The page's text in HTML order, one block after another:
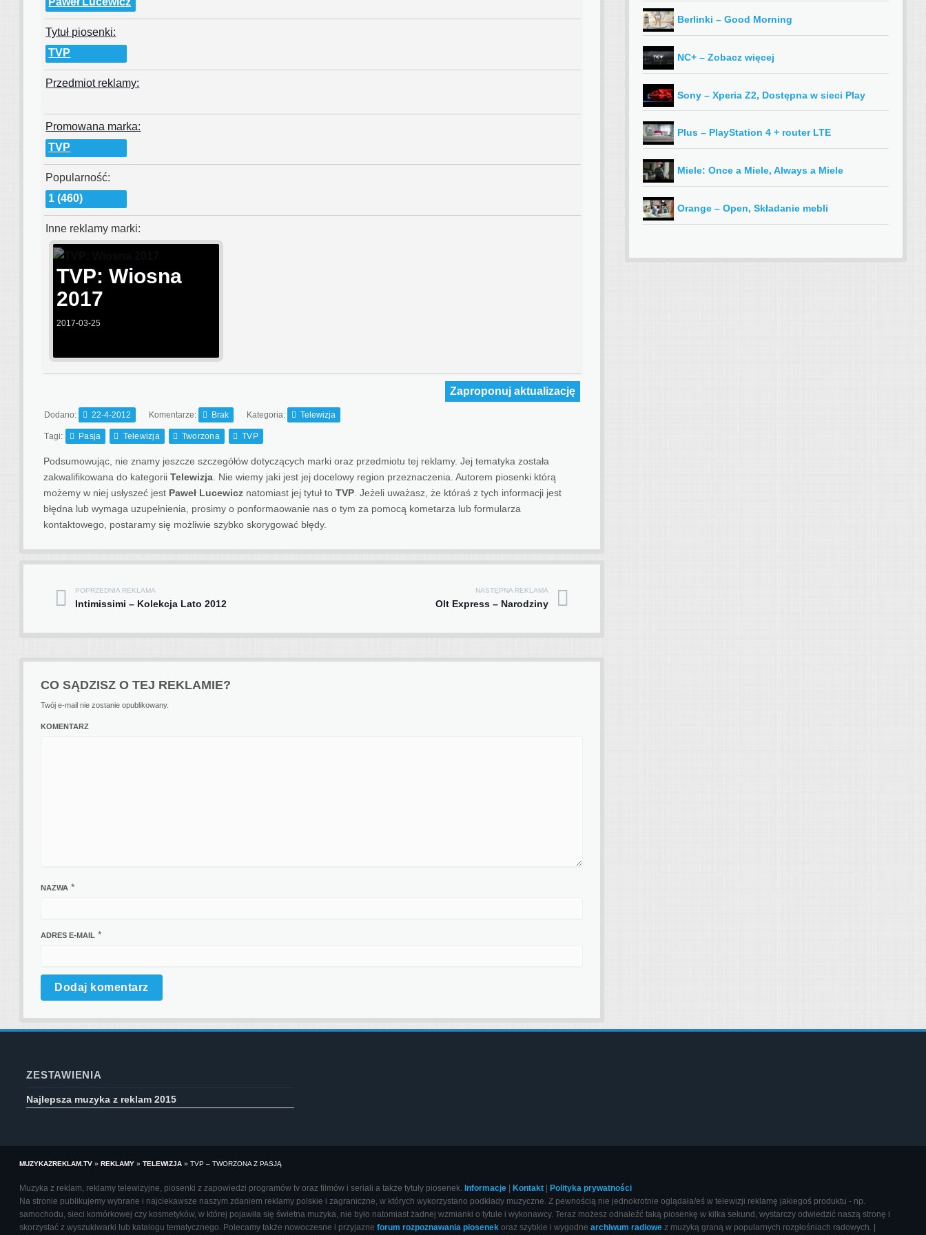
Tytuł piosenki:
TVP
Przedmiot reklamy:
Promowana marka:
TVP
Popularność:
1 (460)
Inne reklamy marki:
TVP: Wiosna
2017
2017-03-25
Zaproponuj aktualizację
Dodano: 22-4-2012 Komentarze: Brak Kategoria: Telewizja
Tagi: Pasja Telewizja Tworzona TVP
Podsumowując, nie znamy jeszcze szczegółów dotyczących marki oraz przedmiotu tej reklamy. Jej tematyka została
zakwalifikowana do kategoriiTelewizja . Nie wiemy jaki jest jej docelowy region przeznaczenia.Autorem piosenki którą
możemy w niej usłyszeć jest Paweł Lucewicz natomiast jej tytuł toTVP . Jeżeli uważasz, że któraś z tych informacji jest
błędna lub wymaga uzupełnienia, prosimy o ponformaowanie nas o tym za pomocą kometarza lub formularza
kontaktowego, postaramy się możliwie szybko skorygować błędy.
Post navigation
POPRZEDNIA REKLAMA
Intimissimi – Kolekcja Lato 2012
NASTĘPNA REKLAMA
Olt Express – Narodziny
CO SĄDZISZ O TEJ REKLAMIE?
Twój e-mail nie zostanie opublikowany.
KOMENTARZ
NAZWA *
ADRES E-MAIL *
Berlinki – Good Morning
NC+ – Zobacz więcej
Sony – Xperia Z2, Dostępna w sieci Play
Plus – PlayStation 4 + router LTE
Miele: Once a Miele, Always a Miele
Orange – Open, Składanie mebli
ZESTAWIENIA
Najlepsza muzyka z reklam 2015
MUZYKAZREKLAM.TV » REKLAMY » TELEWIZJA » TVP – TWORZONA Z PASJĄ
Muzyka z reklam, reklamy telewizyjne, piosenki z zapowiedzi programów tv oraz filmów i seriali a także tytuły piosenek. Informacje Kontakt
Polityka prywatności
Na stronie publikujemy wybrane i najciekawsze naszym zdaniem reklamy polskie i zagraniczne, w których wykorzystano podkłady muzyczne. Z pewnością nie jednokrotnie oglądała/eś w telewizji reklamę jakiegoś produktu - np.
samochodu, sieci komórkowej czy kosmetyków, w której pojawiła się świetna muzyka, nie było natomiast żadnej wzmianki o tytule i wykonawcy. Teraz możesz odnaleźć taką piosenkę w kilka sekund, wystarczy odwiedzić naszą stronę i
skorzystać z wyszukiwarki lub katalogu tematycznego. Polecamy także nowoczesne i przyjazneforum rozpoznawania piosenek oraz szybkie i wygodnearchiwum radiowe z muzyką graną w popularnych rozgłośniach radowych. |